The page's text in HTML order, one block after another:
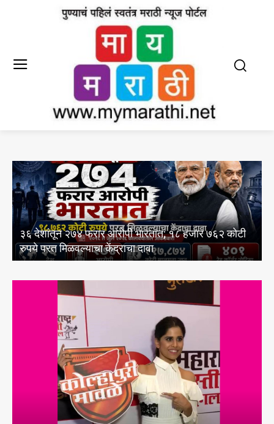
आयआयएमसी द्वारे इंग्रजी आणि मराठी पत्रकारिता
अभ्यासक्रमांसाठी 13 ऑगस्ट रोजी थेट प्रवेश प्रक्रियेचे
आयोजन